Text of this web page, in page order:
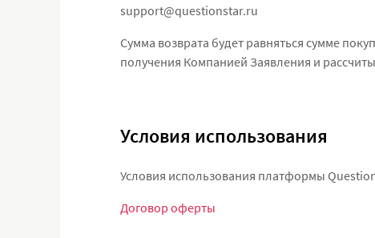
support@questionstar.ru
Сумма возврата будет равняться сумме
получения Компанией Заявления и
Условия использования
Условия использования платформы
Договор оферты